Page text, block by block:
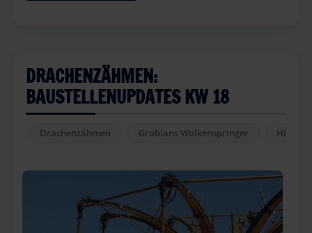
DRACHENZÄHMEN:
BAUSTELLENUPDATES KW 18
Drachenzähmen Grobians Wolkenspringer Hicks